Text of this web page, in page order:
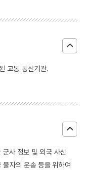
교통 통신기관.
사 정보 및 외국 사신
자의 운송 등을 위하여